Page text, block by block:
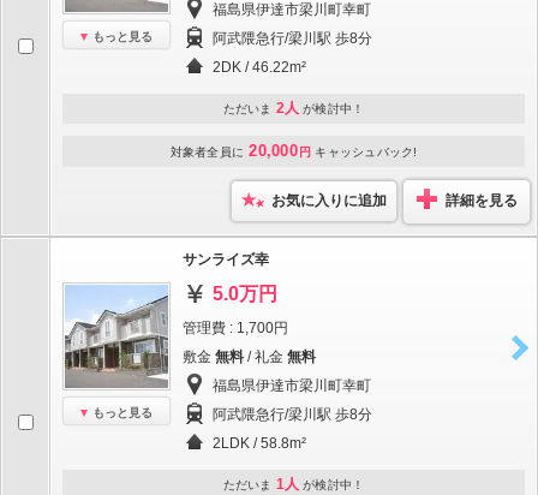
もっと見る
福島県伊達市梁川町幸町
阿武隈急行/梁川駅 歩8分
2DK / 46.22m²
ただいま 2人 が検討中！
対象者全員に 20,000 円 キャッシュバック!
お気に入りに追加 詳細を見る
もっと見る
サンライズ幸
5.0万円
管理費 : 1,700円
敷金 無料 / 礼金 無料
福島県伊達市梁川町幸町
阿武隈急行/梁川駅 歩8分
2LDK / 58.8m²
ただいま 1人 が検討中！